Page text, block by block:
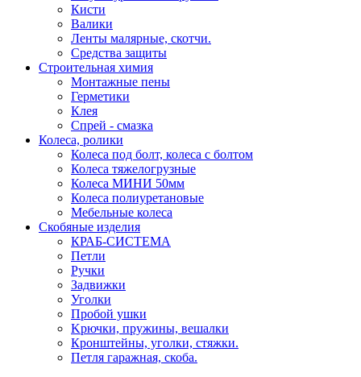
Кисти
Валики
Ленты малярные, скотчи.
Средства защиты
Строительная химия
Монтажные пены
Герметики
Клея
Спрей - смазка
Колеса, ролики
Колеса под болт, колеса с болтом
Колеса тяжелогрузные
Колеса МИНИ 50мм
Колеса полиуретановые
Мебельные колеса
Скобяные изделия
КРАБ-СИСТЕМА
Петли
Ручки
Задвижки
Уголки
Пробой ушки
Kрючки, пружины, вешалки
Кронштейны, уголки, стяжки.
Петля гаражная, скоба.